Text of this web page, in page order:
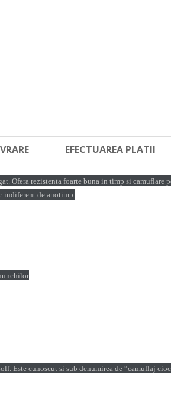
EFECTUAREA PLATII
rezistenta foarte buna in timp si camuflare
indiferent de anotimp.
Este cunoscut si sub denumirea de “camuflaj